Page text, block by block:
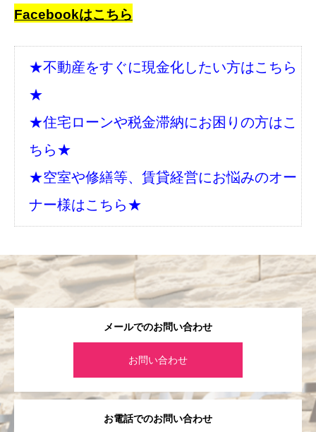
Facebookはこちら
★不動産をすぐに現金化したい方はこちら
★
★住宅ローンや税金滞納にお困りの方はこ
ちら★
★空室や修繕等、賃貸経営にお悩みのオー
ナー様はこちら★
メールでのお問い合わせ
お問い合わせ
お電話でのお問い合わせ